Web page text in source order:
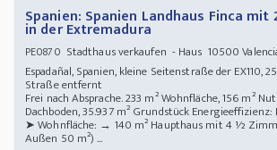
Spanien: Spanien Landhaus Finca
in der Extremadura
PE0870 Stadthaus verkaufen - Haus 10500
Espadañal, Spanien, kleine Seitenstraße der EX110,
Straße entfernt
Frei nach Absprache. 233 m² Wohnfläche, 156 m²
Dachboden, 35.937 m² Grundstück Energieeffizienz:
➤ Wohnfläche: → 140 m² Haupthaus mit 4 ½
Außen 50 m²) ...